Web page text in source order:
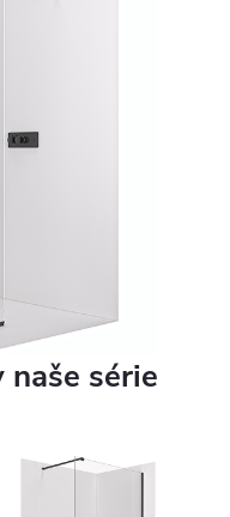
série